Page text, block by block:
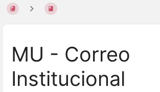
MU - Correo
Institucional